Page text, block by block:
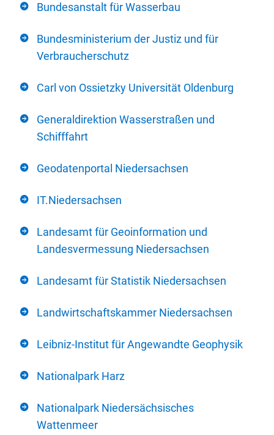
Bundesanstalt für Wasserbau
Bundesministerium der Justiz und für
Verbraucherschutz
Carl von Ossietzky Universität Oldenburg
Generaldirektion Wasserstraßen und
Schifffahrt
Geodatenportal Niedersachsen
IT.Niedersachsen
Landesamt für Geoinformation und
Landesvermessung Niedersachsen
Landesamt für Statistik Niedersachsen
Landwirtschaftskammer Niedersachsen
Leibniz-Institut für Angewandte Geophysik
Nationalpark Harz
Nationalpark Niedersächsisches
Wattenmeer